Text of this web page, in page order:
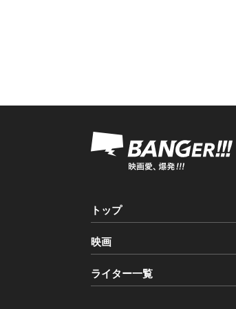
トップ
映画
ライター一覧